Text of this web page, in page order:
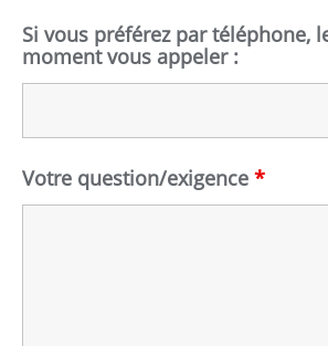
Si vous préférez par téléphone,
moment vous appeler :
Votre question/exigence *